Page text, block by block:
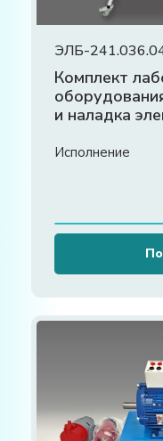
ЭЛБ-
Комплект
и наладка
Исполнение